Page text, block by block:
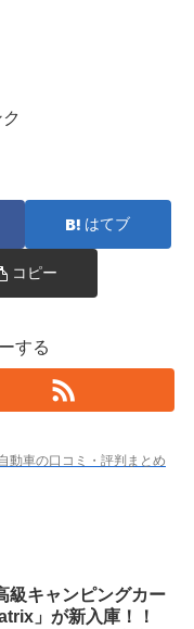
はてブ
コピー
する
動車の口コミ・評判まとめ
級キャンピングカー
」が新入庫！！